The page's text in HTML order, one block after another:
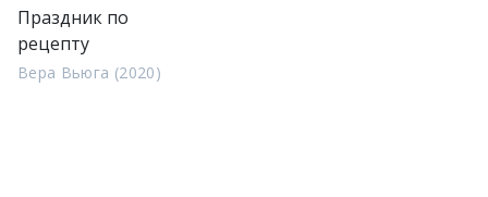
Праздник по
рецепту
Вера Вьюга (2020)